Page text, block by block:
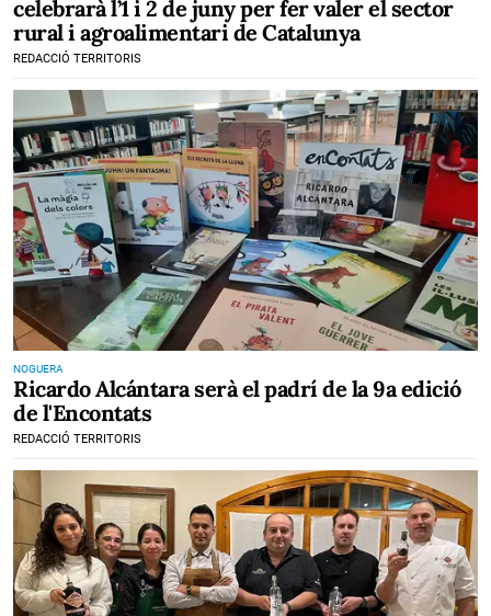
celebrarà l’1 i 2 de juny per fer valer el sector
rural i agroalimentari de Catalunya
REDACCIÓ TERRITORIS
NOGUERA
Ricardo Alcántara serà el padrí de la 9a edició
de l'Encontats
REDACCIÓ TERRITORIS